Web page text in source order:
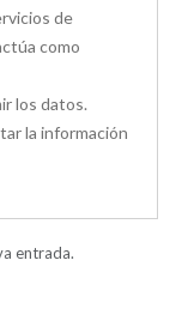
de
como
los datos.
la información
entrada.